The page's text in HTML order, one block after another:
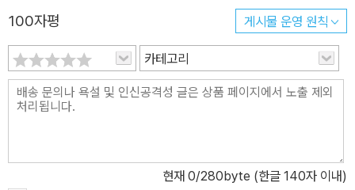
100자평 게시물 운영 원칙
카테고리
현재 0/280byte (한글 140자 이내)